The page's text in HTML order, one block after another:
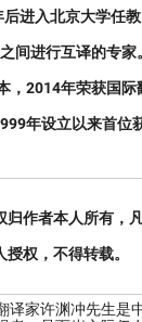
进入北京大学任
间进行互译的专家
，2014年荣获国际
年设立以来首位
归作者本人所有，
权，不得转载。
译家许渊冲先生是